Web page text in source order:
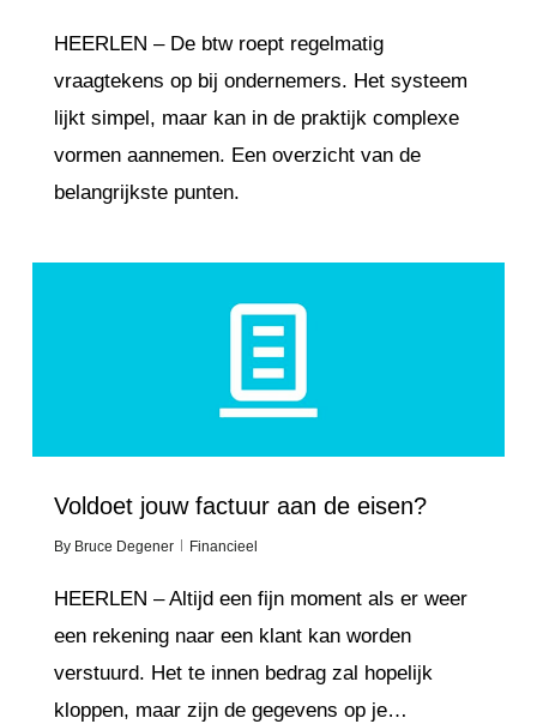
HEERLEN – De btw roept regelmatig
vraagtekens op bij ondernemers. Het systeem
lijkt simpel, maar kan in de praktijk complexe
vormen aannemen. Een overzicht van de
belangrijkste punten.
Voldoet jouw factuur aan de eisen?
By Bruce Degener Financieel
HEERLEN – Altijd een fijn moment als er weer
een rekening naar een klant kan worden
verstuurd. Het te innen bedrag zal hopelijk
kloppen, maar zijn de gegevens op je…